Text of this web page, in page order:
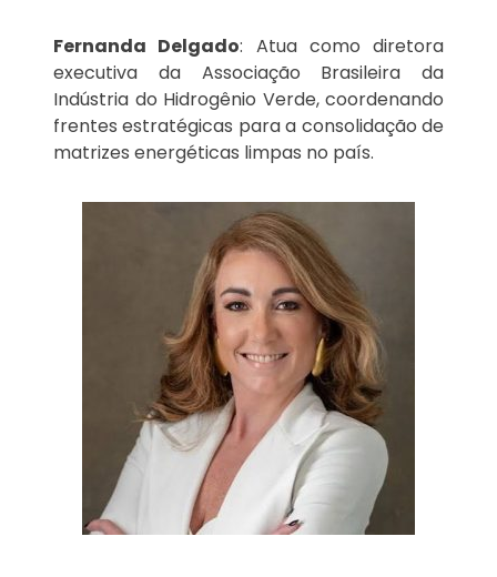
Fernanda Delgado: Atua como diretora
executiva da Associação Brasileira da
Indústria do Hidrogênio Verde, coordenando
frentes estratégicas para a consolidação de
matrizes energéticas limpas no país.